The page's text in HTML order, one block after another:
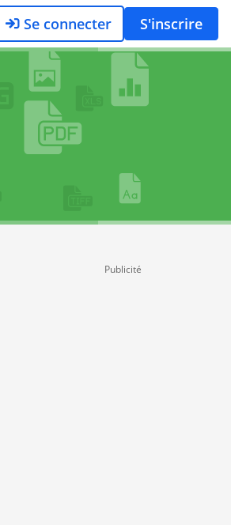
Se connecter S'inscrire
Publicité